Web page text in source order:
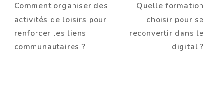
d'article
Comment organiser des
activités de loisirs pour
renforcer les liens
communautaires ?
Quelle formation
choisir pour se
reconvertir dans le
digital ?